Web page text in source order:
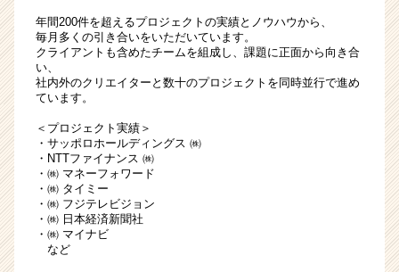
ン
チ
ャ
成
企
業
か
ら
ス
年間200件を超えるプロジェクトの実績とノウハウから、
毎月多くの引き合いをいただいています。
クライアントも含めたチームを組成し、課題に正面から向き合
い、
社内外のクリエイターと数十のプロジェクトを同時並行で進め
ています。
＜プロジェクト実績＞
・サッポロホールディングス ㈱
・NTTファイナンス ㈱
・㈱ マネーフォワード
・㈱ タイミー
・㈱ フジテレビジョン
・㈱ 日本経済新聞社
・㈱ マイナビ
など